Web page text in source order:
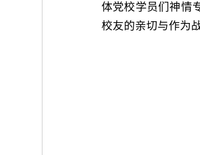
体党校学员们神情
校友的亲切与作为